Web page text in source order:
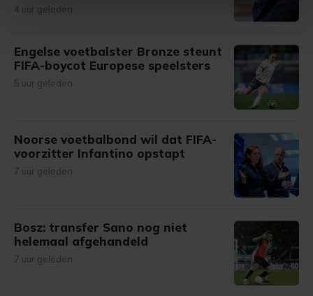
intrekken in de Cookieverklaring.
Met cookies werkt onze website beter en wordt jouw
bezoek makkelijker en persoonlijker. Op
onze cookiepagina kun je ons cookiebeleid bekijken en je
4 uur geleden
Engelse voetbalster Bronze steunt
FIFA-boycot Europese speelsters
5 uur geleden
Noorse voetbalbond wil dat FIFA-
voorzitter Infantino opstapt
7 uur geleden
Bosz: transfer Sano nog niet
helemaal afgehandeld
7 uur geleden